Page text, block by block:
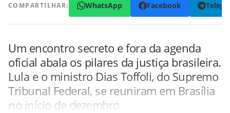
COMPARTILHAR: WhatsApp Facebook
Um encontro secreto e fora da agenda
oficial abala os pilares da justiça brasileira.
Lula e o ministro Dias Toffoli, do Supremo
Tribunal Federal, se reuniram em Brasília
no início de dezembro.